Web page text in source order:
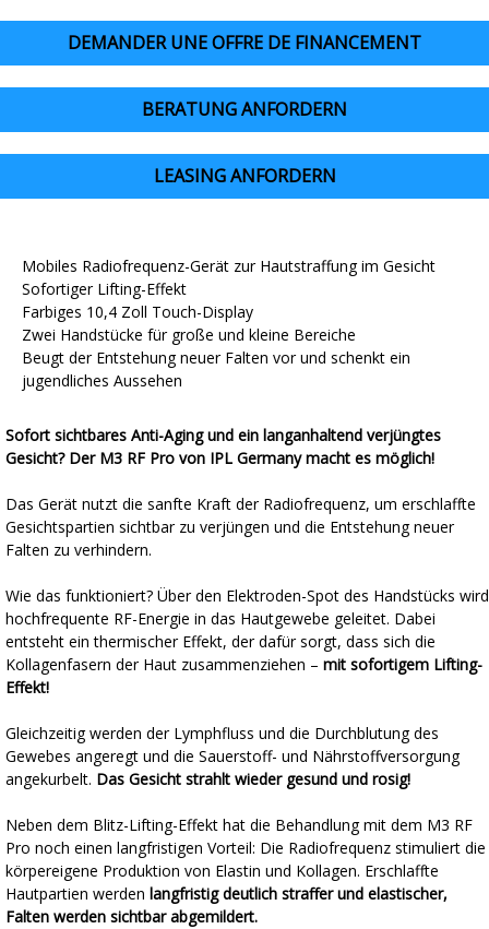
DEMANDER UNE OFFRE DE FINANCEMENT
BERATUNG ANFORDERN
LEASING ANFORDERN
Mobiles Radiofrequenz-Gerät zur Hautstraffung im Gesicht
Sofortiger Lifting-Effekt
Farbiges 10,4 Zoll Touch-Display
Zwei Handstücke für große und kleine Bereiche
Beugt der Entstehung neuer Falten vor und schenkt ein
jugendliches Aussehen
Sofort sichtbares Anti-Aging und ein langanhaltend verjüngtes
Gesicht? Der M3 RF Pro von IPL Germany macht es möglich!
Das Gerät nutzt die sanfte Kraft der Radiofrequenz, um erschlaffte
Gesichtspartien sichtbar zu verjüngen und die Entstehung neuer
Falten zu verhindern.
Wie das funktioniert? Über den Elektroden-Spot des Handstücks wird
hochfrequente RF-Energie in das Hautgewebe geleitet. Dabei
entsteht ein thermischer Effekt, der dafür sorgt, dass sich die
Kollagenfasern der Haut zusammenziehen – mit sofortigem Lifting-
Effekt!
Gleichzeitig werden der Lymphfluss und die Durchblutung des
Gewebes angeregt und die Sauerstoff- und Nährstoffversorgung
angekurbelt. Das Gesicht strahlt wieder gesund und rosig!
Neben dem Blitz-Lifting-Effekt hat die Behandlung mit dem M3 RF
Pro noch einen langfristigen Vorteil: Die Radiofrequenz stimuliert die
körpereigene Produktion von Elastin und Kollagen. Erschlaffte
Hautpartien werden langfristig deutlich straffer und elastischer,
Falten werden sichtbar abgemildert.